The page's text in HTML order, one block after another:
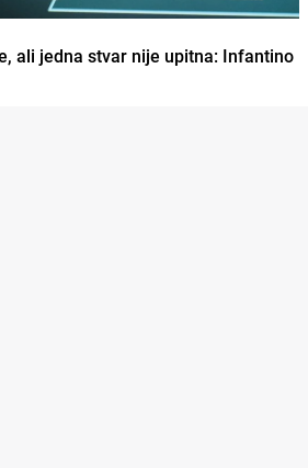
ali jedna stvar nije upitna: Infantino